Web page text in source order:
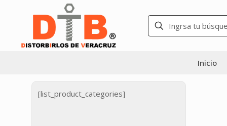
Inicio
[list_product_categories]